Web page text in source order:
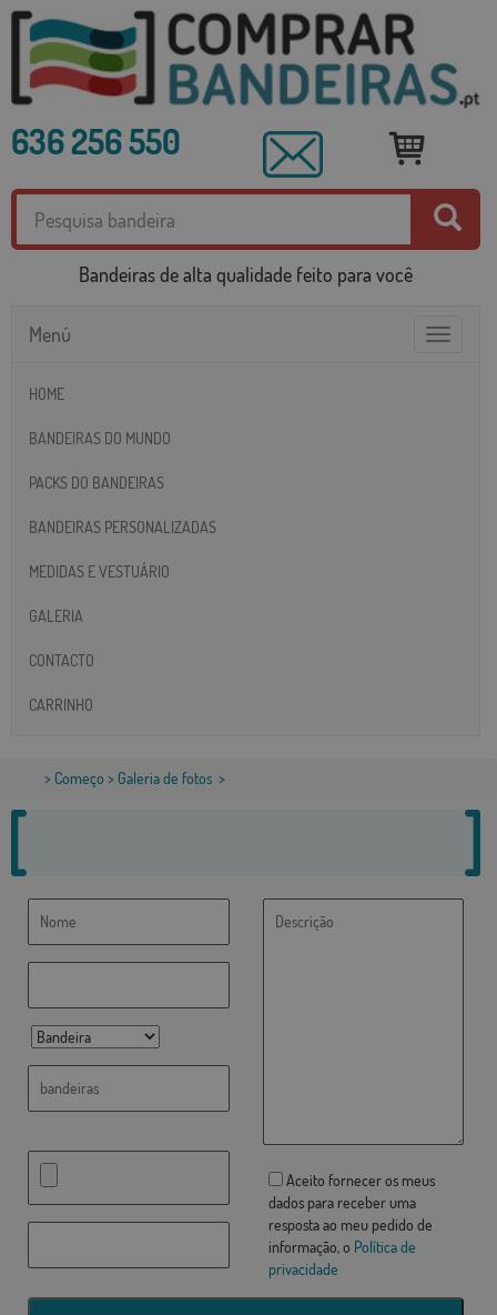
636 256 550
Bandeiras de alta qualidade feito para você
Toggle
Menú
HOME
BANDEIRAS DO MUNDO
PACKS DO BANDEIRAS
BANDEIRAS PERSONALIZADAS
MEDIDAS E VESTUÁRIO
GALERIA
CONTACTO
CARRINHO
> Começo > Galeria de fotos >
Aceito fornecer os meus
dados para receber uma
resposta ao meu pedido de
informação, o Política de
privacidade